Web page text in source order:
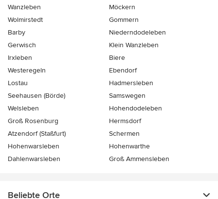
Wanzleben
Möckern
Wolmirstedt
Gommern
Barby
Niederndodeleben
Gerwisch
Klein Wanzleben
Irxleben
Biere
Westeregeln
Ebendorf
Lostau
Hadmersleben
Seehausen (Börde)
Samswegen
Welsleben
Hohendodeleben
Groß Rosenburg
Hermsdorf
Atzendorf (Staßfurt)
Schermen
Hohenwarsleben
Hohenwarthe
Dahlenwarsleben
Groß Ammensleben
Beliebte Orte